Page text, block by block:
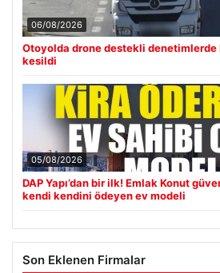
06/08/2026
Otoyolda drone destekli denetimlerde
kesildi
05/08/2026
DAP Yapı’dan bir ilk! Emlak Konut
kendi kendini ödeyen ev modeli
Son Eklenen Firmalar